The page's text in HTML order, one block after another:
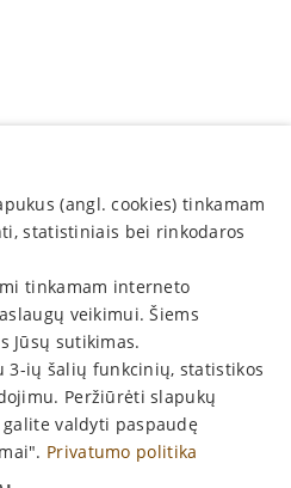
(angl. cookies) tinkamam
statistiniais bei rinkodaros
tinkamam interneto
veikimui. Šiems
Jūsų sutikimas.
3-ių šalių funkcinių, statistikos
Peržiūrėti slapukų
valdyti paspaudę
Privatumo politika